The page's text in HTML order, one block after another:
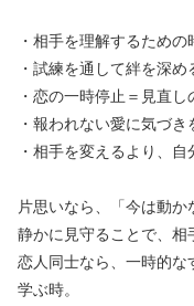
・相手を理解するための
・試練を通して絆を深め
・恋の一時停止＝見直し
・報われない愛に気づき
・相手を変えるより、
片思いなら、「今は動か
静かに見守ることで、相
恋人同士なら、一時的な
学ぶ時。